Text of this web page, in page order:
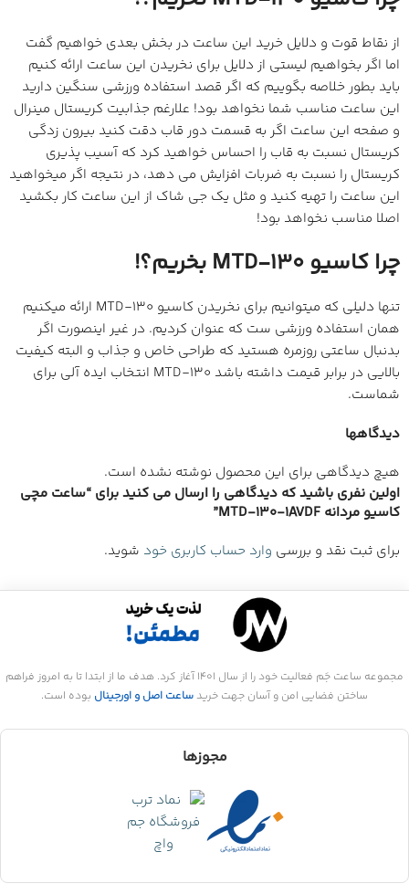
از نقاط قوت و دلایل خرید این ساعت در بخش بعدی خواهیم گفت
اما اگر بخواهیم لیستی از دلایل برای نخریدن این ساعت ارائه کنیم
باید بطور خلاصه بگوییم که اگر قصد استفاده ورزشی سنگین دارید
این ساعت مناسب شما نخواهد بود! علارغم جذابیت کریستال مینرال
و صفحه این ساعت اگر به قسمت دور قاب دقت کنید بیرون زدگی
کریستال نسبت به قاب را احساس خواهید کرد که آسیب پذیری
کریستال را نسبت به ضربات افزایش می دهد، در نتیجه اگر میخواهید
این ساعت را تهیه کنید و مثل یک جی شاک از این ساعت کار بکشید
اصلا مناسب نخواهد بود!
چرا کاسیو MTD-130 بخریم؟!
تنها دلیلی که میتوانیم برای نخریدن کاسیو MTD-130 ارائه میکنیم
همان استفاده ورزشی ست که عنوان کردیم. در غیر اینصورت اگر
بدنبال ساعتی روزمره هستید که طراحی خاص و جذاب و البته کیفیت
بالایی در برابر قیمت داشته باشد MTD-130 انتخاب ایده آلی برای
شماست.
دیدگاهها
هیچ دیدگاهی برای این محصول نوشته نشده است.
اولین نفری باشید که دیدگاهی را ارسال می کنید برای “ساعت مچی
کاسیو مردانه MTD-130-1AVDF”
برای ثبت نقد و بررسی وارد حساب کاربری خود شوید.
مجموعه ساعت جَم فعالیت خود را از سال 1401 آغاز کرد. هدف ما از ابتدا تا به امروز فراهم
ساختن فضایی امن و آسان جهت خرید ساعت اصل و اورجینال بوده است.
مجوزها